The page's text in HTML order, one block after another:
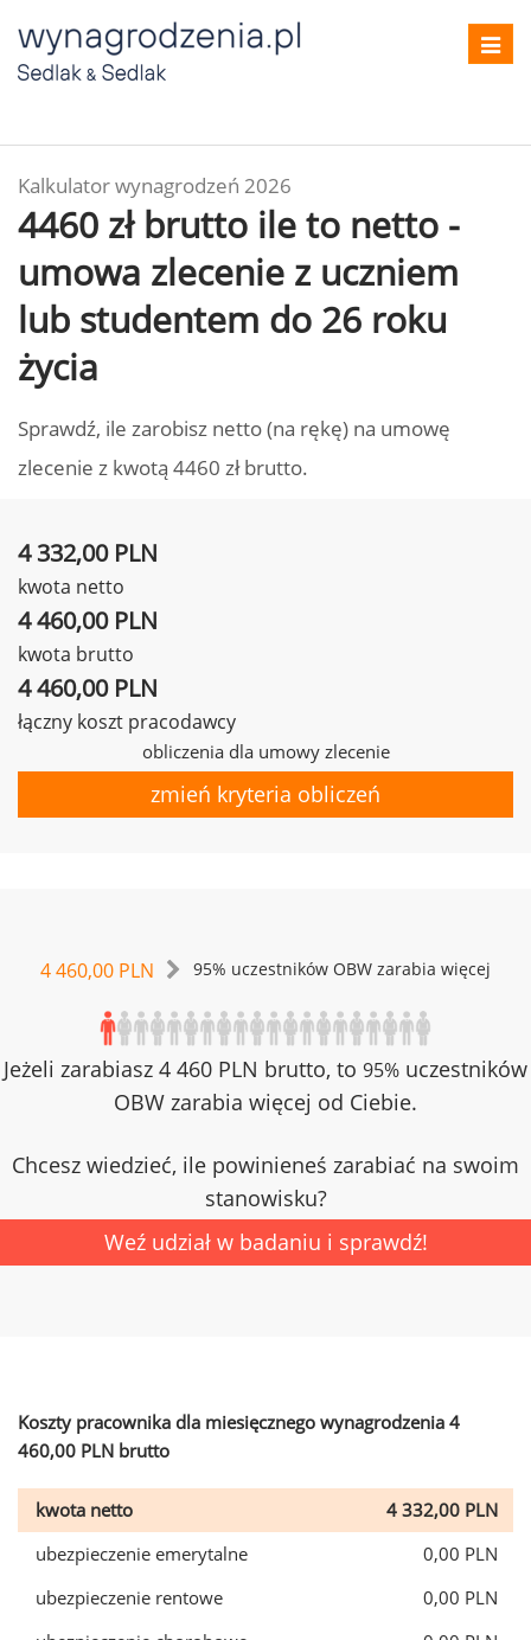
Kalkulator wynagrodzeń 2026
4460 zł brutto ile to netto -
umowa zlecenie z uczniem
lub studentem do 26 roku
życia
Sprawdź, ile zarobisz netto (na rękę) na umowę
zlecenie z kwotą 4460 zł brutto.
4 332,00 PLN
kwota netto
4 460,00 PLN
kwota brutto
4 460,00 PLN
łączny koszt pracodawcy
obliczenia dla umowy zlecenie
zmień kryteria obliczeń
4 460,00 PLN 95% uczestników OBW zarabia więcej
Jeżeli zarabiasz 4 460 PLN brutto, to 95% uczestników
OBW zarabia więcej od Ciebie.
Chcesz wiedzieć, ile powinieneś zarabiać na swoim
stanowisku?
Weź udział w badaniu i sprawdź!
Koszty pracownika dla miesięcznego wynagrodzenia 4
460,00 PLN brutto
kwota netto
4 332,00 PLN
ubezpieczenie emerytalne
0,00 PLN
ubezpieczenie rentowe
0,00 PLN